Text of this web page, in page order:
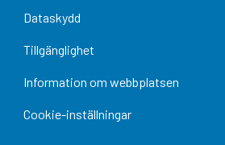
Dataskydd
Tillgänglighet
Information om webbplatsen
Cookie-inställningar